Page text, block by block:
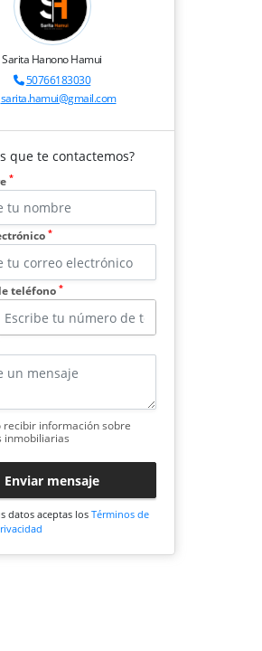
Sarita Hanono Hamui
50766183030
sarita.hamui@gmail.com
que te contactemos?
*
*
teléfono *
recibir información sobre
inmobiliarias
Enviar mensaje
datos aceptas los Términos de